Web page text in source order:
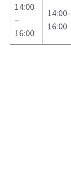
14:00
–
16:00
14:00–
16:00